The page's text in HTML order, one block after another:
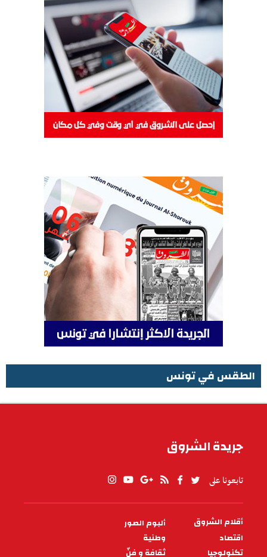
الطقس في تونس
جريدة الشروق
تابعونا على
PIED
DE
PAGE
أقلام الشروق
ألبوم الصور
اقتصاد
وطنية
تكنولوجيا
ثقافة و فنّ